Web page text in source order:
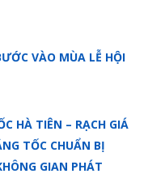
VÀO MÙA LỄ HỘI
HÀ TIÊN – RẠCH GIÁ
TỐC CHUẨN BỊ
GIAN PHÁT